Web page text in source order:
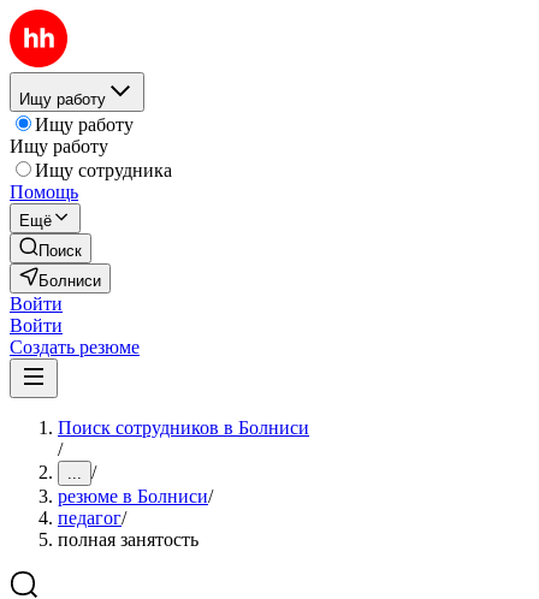
Ищу работу
Ищу работу
Ищу работу
Ищу сотрудника
Помощь
Ещё
Поиск
Болниси
Войти
Войти
Создать резюме
Поиск сотрудников в Болниси
/
... /
резюме в Болниси/
педагог/
полная занятость